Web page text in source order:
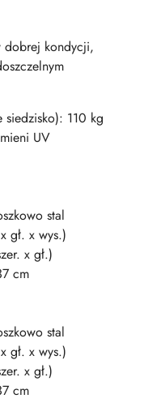
dobrej kondycji,
siedzisko): 110 kg
UV
stal
gł. x wys.)
x gł.)
cm
stal
gł. x wys.)
x gł.)
cm